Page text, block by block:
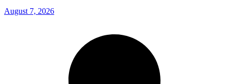
August 7, 2026